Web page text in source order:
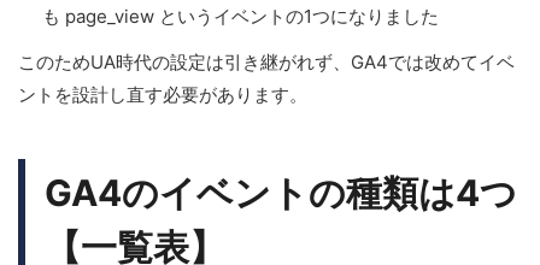
も page_view というイベントの1つになりました
このためUA時代の設定は引き継がれず、GA4では改めてイベ
ントを設計し直す必要があります。
GA4のイベントの種類は4つ
【一覧表】